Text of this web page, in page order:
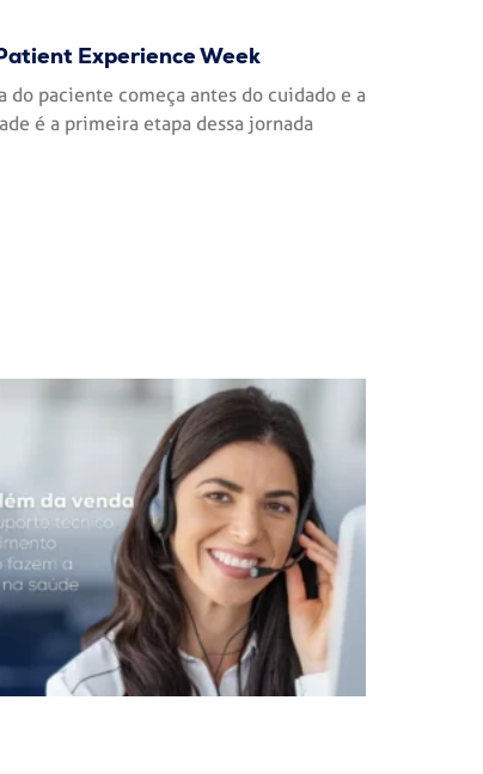
Experience Week
do paciente começa antes do cuidado e a
é a primeira etapa dessa jornada